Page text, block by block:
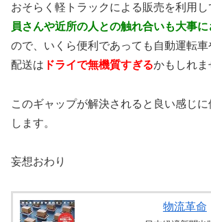
おそらく軽トラックによる販売を利用し
員さんや近所の人との触れ合いも大事
ので、いくら便利であっても自動運転
配送は ドライで無機質すぎるかもしれま
このギャップが解決されると良い感じ
します。
妄想おわり
物流革命